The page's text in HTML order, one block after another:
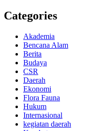
Categories
Akademia
Bencana Alam
Berita
Budaya
CSR
Daerah
Ekonomi
Flora Fauna
Hukum
Internasional
kegiatan daerah